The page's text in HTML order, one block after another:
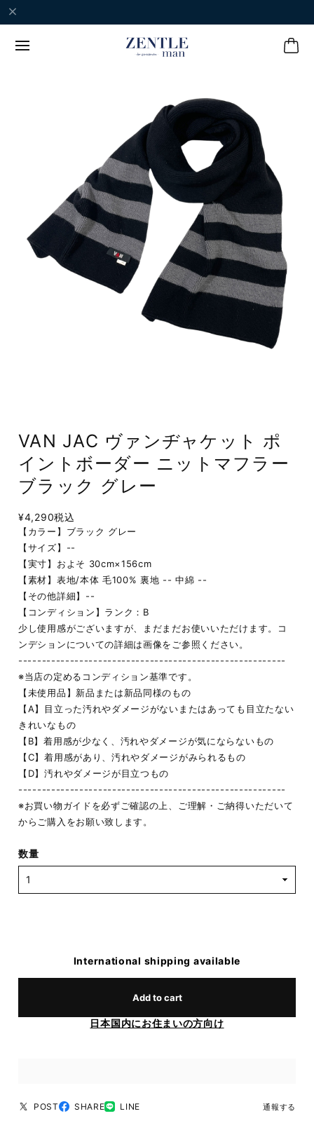
VAN JAC ヴァンヂャケット ポ
イントボーダー ニットマフラー
ブラック グレー
¥4,290税込
【カラー】ブラック グレー
【サイズ】--
【実寸】およそ 30cm×156cm
【素材】表地/本体 毛100% 裏地 -- 中綿 --
【その他詳細】--
【コンディション】ランク：B
少し使用感がございますが、まだまだお使いいただけます。コ
ンデションについての詳細は画像をご参照ください。
---------------------------------------------------------
※当店の定めるコンディション基準です。
【未使用品】新品または新品同様のもの
【A】目立った汚れやダメージがないまたはあっても目立たない
きれいなもの
【B】着用感が少なく、汚れやダメージが気にならないもの
【C】着用感があり、汚れやダメージがみられるもの
【D】汚れやダメージが目立つもの
---------------------------------------------------------
※お買い物ガイドを必ずご確認の上、ご理解・ご納得いただいて
からご購入をお願い致します。
数量
International shipping available
Add to cart
日本国内にお住まいの方向け
POST SHARE LINE 通報する